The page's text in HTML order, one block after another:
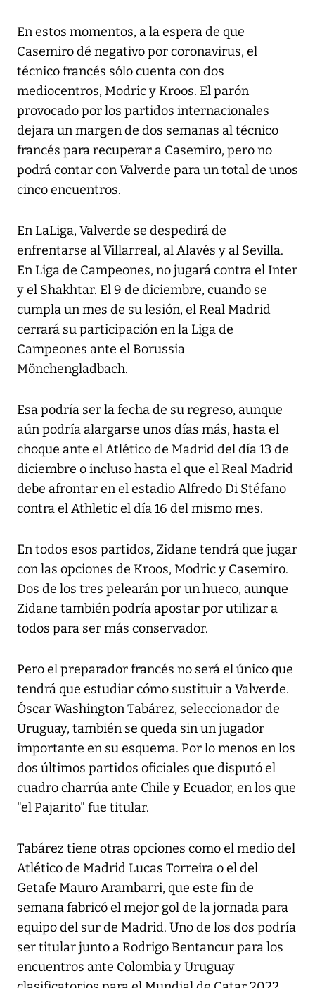
En estos momentos, a la espera de que
Casemiro dé negativo por coronavirus, el
técnico francés sólo cuenta con dos
mediocentros, Modric y Kroos. El parón
provocado por los partidos internacionales
dejara un margen de dos semanas al técnico
francés para recuperar a Casemiro, pero no
podrá contar con Valverde para un total de unos
cinco encuentros.
En LaLiga, Valverde se despedirá de
enfrentarse al Villarreal, al Alavés y al Sevilla.
En Liga de Campeones, no jugará contra el Inter
y el Shakhtar. El 9 de diciembre, cuando se
cumpla un mes de su lesión, el Real Madrid
cerrará su participación en la Liga de
Campeones ante el Borussia
Mönchengladbach.
Esa podría ser la fecha de su regreso, aunque
aún podría alargarse unos días más, hasta el
choque ante el Atlético de Madrid del día 13 de
diciembre o incluso hasta el que el Real Madrid
debe afrontar en el estadio Alfredo Di Stéfano
contra el Athletic el día 16 del mismo mes.
En todos esos partidos, Zidane tendrá que jugar
con las opciones de Kroos, Modric y Casemiro.
Dos de los tres pelearán por un hueco, aunque
Zidane también podría apostar por utilizar a
todos para ser más conservador.
Pero el preparador francés no será el único que
tendrá que estudiar cómo sustituir a Valverde.
Óscar Washington Tabárez, seleccionador de
Uruguay, también se queda sin un jugador
importante en su esquema. Por lo menos en los
dos últimos partidos oficiales que disputó el
cuadro charrúa ante Chile y Ecuador, en los que
"el Pajarito" fue titular.
Tabárez tiene otras opciones como el medio del
Atlético de Madrid Lucas Torreira o el del
Getafe Mauro Arambarri, que este fin de
semana fabricó el mejor gol de la jornada para
equipo del sur de Madrid. Uno de los dos podría
ser titular junto a Rodrigo Bentancur para los
encuentros ante Colombia y Uruguay